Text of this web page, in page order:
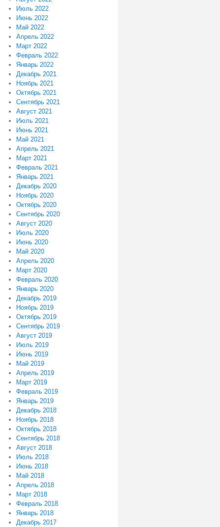
Июль 2022
Июнь 2022
Май 2022
Апрель 2022
Март 2022
Февраль 2022
Январь 2022
Декабрь 2021
Ноябрь 2021
Октябрь 2021
Сентябрь 2021
Август 2021
Июль 2021
Июнь 2021
Май 2021
Апрель 2021
Март 2021
Февраль 2021
Январь 2021
Декабрь 2020
Ноябрь 2020
Октябрь 2020
Сентябрь 2020
Август 2020
Июль 2020
Июнь 2020
Май 2020
Апрель 2020
Март 2020
Февраль 2020
Январь 2020
Декабрь 2019
Ноябрь 2019
Октябрь 2019
Сентябрь 2019
Август 2019
Июль 2019
Июнь 2019
Май 2019
Апрель 2019
Март 2019
Февраль 2019
Январь 2019
Декабрь 2018
Ноябрь 2018
Октябрь 2018
Сентябрь 2018
Август 2018
Июль 2018
Июнь 2018
Май 2018
Апрель 2018
Март 2018
Февраль 2018
Январь 2018
Декабрь 2017